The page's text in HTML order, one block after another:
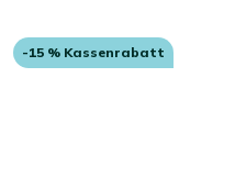
-15 % Kassenrabatt